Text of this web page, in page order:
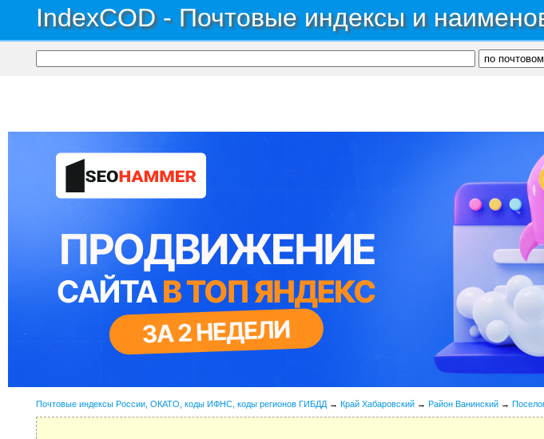
IndexCOD - Почтовые индексы и
Почтовые индексы России, ОКАТО, коды ИФНС, коды регионов ГИБДД → Край Хабаровский → Район Ванинский →